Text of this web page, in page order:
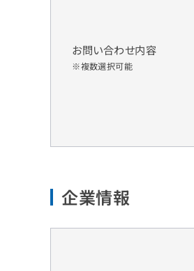
お問い合わせ内容
※複数選択可能
企業情報